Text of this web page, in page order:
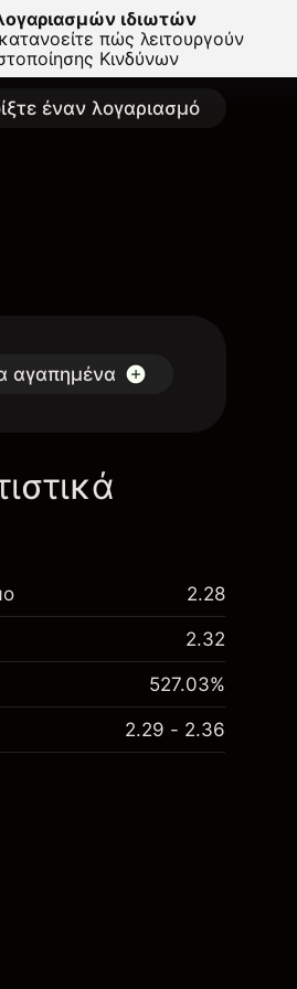
ιδιωτών
πώς λειτουργούν
Κινδύνων
έναν λογαριασμό
αγαπημένα
2.28
2.32
527.03%
2.29 - 2.36